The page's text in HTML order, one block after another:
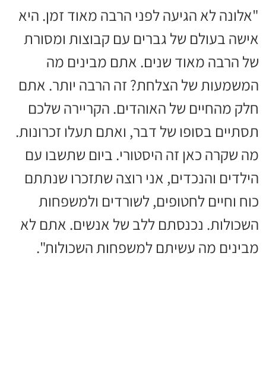
"אלונה לא הגיעה לפני הרבה מאוד זמן. היא
אישה בעולם של גברים עם קבוצות ומסורת
של הרבה מאוד שנים. אתם מבינים מה
המשמעות של הצלחת? זה הרבה יותר. אתם
חלק מהחיים של האוהדים. הקריירה שלכם
תסתיים בסופו של דבר, ואתם תעלו זכרונות.
מה שקרה כאן זה היסטורי. ביום שתשבו עם
הילדים והנכדים, אני רוצה שתזכרו שנתתם
כוח וחיים לחטופים, לשורדים ולמשפחות
השכולות. נכנסתם ללב של אנשים. אתם לא
מבינים מה עשיתם למשפחות השכולות".